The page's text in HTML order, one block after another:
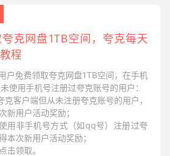
克网盘1TB空间，夸克每天
程
户免费领取夸克网盘1TB空间，在手机
使用手机号注册过夸克账号的用户：
克客户端但从未注册夸克账号的用户，
新用户活动奖励；
用非手机号方式（如qq号）注册过夸
本次新用户活动奖励；
击领取。